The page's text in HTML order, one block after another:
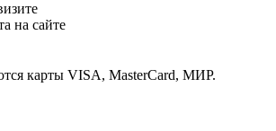
на сайте
карты VISA, MasterCard, МИР.